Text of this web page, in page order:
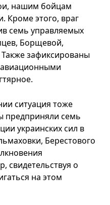
нашим бойцам
Кроме этого, враг
семь управляемых
Борщевой,
Также зафиксированы
ситуация тоже
предприняли семь
украинских сил в
Берестового
свидетельствуя о
на этом